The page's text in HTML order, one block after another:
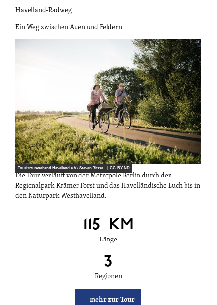
Havelland-Radweg
Ein Weg zwischen Auen und Feldern
Tourismusverband Havelland e.V. / Steven Ritzer | CC-BY-ND
Die Tour verläuft von der Metropole Berlin durch den
Regionalpark Krämer Forst und das Havelländische Luch bis in
den Naturpark Westhavelland.
115 KM
Länge
3
Regionen
mehr zur Tour